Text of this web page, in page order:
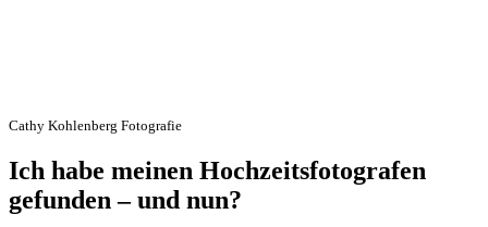
Cathy Kohlenberg Fotografie
Ich habe meinen Hochzeitsfotografen
gefunden – und nun?